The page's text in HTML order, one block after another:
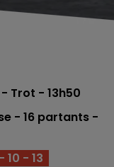
Trot - 13h50
- 16 partants -
- 13